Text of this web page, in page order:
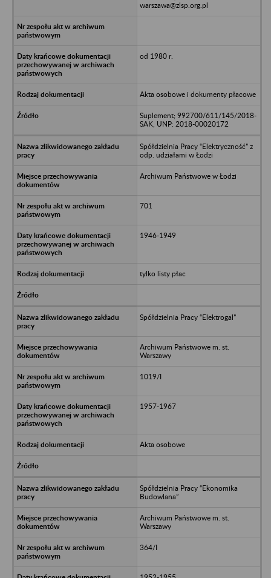
warszawa@zlsp.org.pl
od 1980 r.
Akta osobowe i dokumenty płacowe
Suplement; 992700/611/145/2018-
SAK, UNP: 2018-00020172
Spółdzielnia Pracy “Elektryczność” z
odp. udziałami w Łodzi
Archiwum Państwowe w Łodzi
701
1946-1949
tylko listy płac
Spółdzielnia Pracy “Elektrogal”
Archiwum Państwowe m. st.
Warszawy
1019/I
1957-1967
Akta osobowe
Spółdzielnia Pracy “Ekonomika
Budowlana”
Archiwum Państwowe m. st.
Warszawy
364/I